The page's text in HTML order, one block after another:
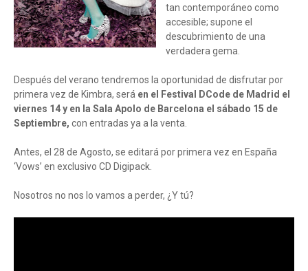
tan contemporáneo como
accesible; supone el
descubrimiento de una
verdadera gema.
Después del verano tendremos la oportunidad de disfrutar por
primera vez de Kimbra, será en el Festival DCode de Madrid el
viernes 14 y en la Sala Apolo de Barcelona el sábado 15 de
Septiembre, con entradas ya a la venta.
Antes, el 28 de Agosto, se editará por primera vez en España
‘Vows’ en exclusivo CD Digipack.
Nosotros no nos lo vamos a perder, ¿Y tú?